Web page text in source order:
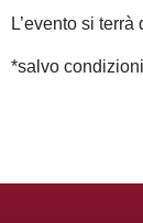
L’evento si
*salvo